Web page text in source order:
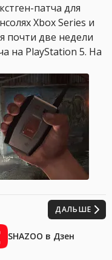
патча для
Xbox Series и
почти две недели
на PlayStation 5. На
ДАЛЬШЕ
SHAZOO в Дзен